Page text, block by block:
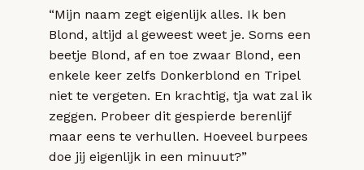
“Mijn naam zegt eigenlijk alles. Ik ben
Blond, altijd al geweest weet je. Soms een
beetje Blond, af en toe zwaar Blond, een
enkele keer zelfs Donkerblond en Tripel
niet te vergeten. En krachtig, tja wat zal ik
zeggen. Probeer dit gespierde berenlijf
maar eens te verhullen. Hoeveel burpees
doe jij eigenlijk in een minuut?”